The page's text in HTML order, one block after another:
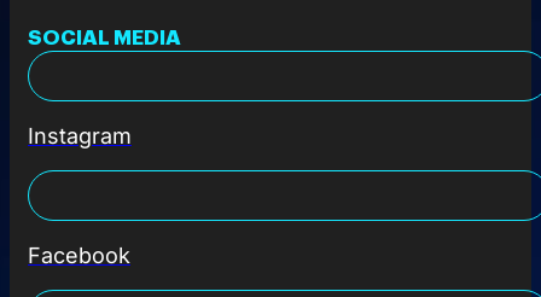
SOCIAL MEDIA
Instagram
Facebook